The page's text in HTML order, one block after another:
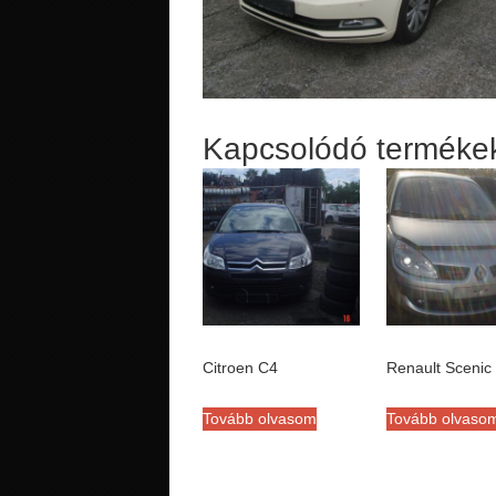
Kapcsolódó
Citroen C4
Tovább olvasom
Renault Scenic
Tovább